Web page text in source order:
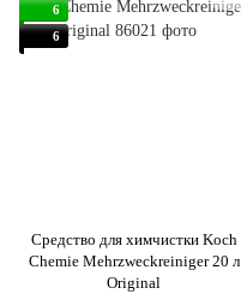
6
6
Средство для химчистки Koch
Chemie Mehrzweckreiniger 20 л
Original